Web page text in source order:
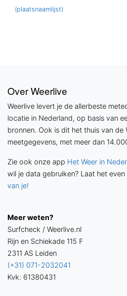
(plaatsnaamlijst)
Over Weerlive
Weerlive levert je de allerbeste
locatie in Nederland, op basis van
bronnen. Ook is dit het thuis van de
meetgegevens, met meer dan
Zie ook onze app Het Weer in
wil je data gebruiken? Laat het even
van je!
Meer weten?
Surfcheck / Weerlive.nl
Rijn en Schiekade 115 F
2311 AS Leiden
(+31) 071-2032041
Kvk: 61380431